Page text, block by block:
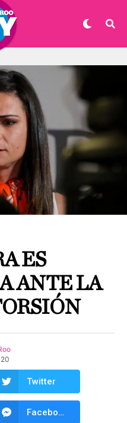
ES
ANTE LA
Twitter
Facebook Messenger